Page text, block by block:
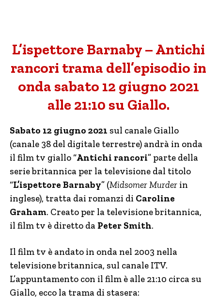
L’ispettore Barnaby – Antichi
rancori trama dell’episodio in
onda sabato 12 giugno 2021
alle 21:10 su Giallo.
Sabato 12 giugno 2021 sul canale Giallo
(canale 38 del digitale terrestre) andrà in onda
il film tv giallo “Antichi rancori” parte della
serie britannica per la televisione dal titolo
“L’ispettore Barnaby” (Midsomer Murder in
inglese), tratta dai romanzi di Caroline
Graham. Creato per la televisione britannica,
il film tv è diretto da Peter Smith.
Il film tv è andato in onda nel 2003 nella
televisione britannica, sul canale ITV.
L’appuntamento con il film è alle 21:10 circa su
Giallo, ecco la trama di stasera: